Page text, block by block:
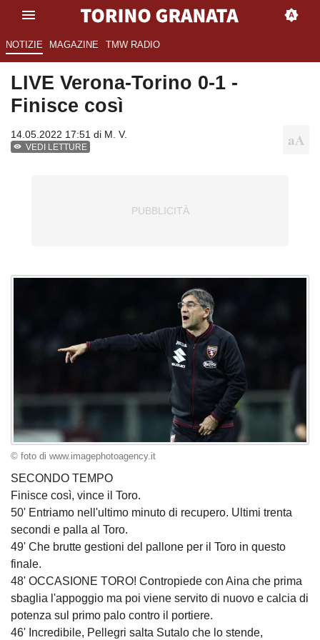
NOTIZIE MAGAZINE TMW RADIO
LIVE Verona-Torino 0-1 -
Finisce così
14.05.2022 17:51 di M. V.
VEDI LETTURE
© foto di www.imagephotoagency.it
SECONDO TEMPO
Finisce così, vince il Toro.
50' Entriamo nell'ultimo minuto di recupero. Ultimi trenta
secondi e palla al Toro.
49' Che brutte gestioni del pallone per il Toro in questo
finale.
48' OCCASIONE TORO! Contropiede con Aina che prima
sbaglia l'appoggio ma poi viene servito di nuovo e calcia di
potenza sul primo palo contro il portiere.
46' Incredibile, Pellegri salta Sutalo che lo stende,